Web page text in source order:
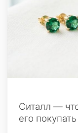
Ситалл —
его покупать